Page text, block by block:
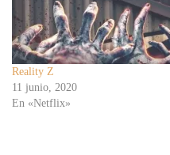
Reality Z
11 junio, 2020
En «Netflix»